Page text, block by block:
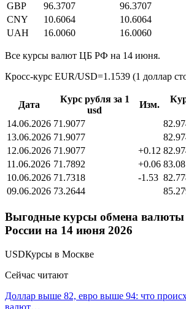
GBP 96.3707 96.3707
CNY
10.6064 10.6064
UAH
16.0060 16.0060
Все курсы валют ЦБ РФ на 14 июня.
Кросс-курс EUR/USD=1.1539 (1 доллар
Дата
Курс рубля за 1
usd
Изм.
14.06.2026 71.9077
13.06.2026 71.9077
12.06.2026 71.9077 +0.12
11.06.2026 71.7892 +0.06
10.06.2026 71.7318 -1.53
09.06.2026 73.2644
Выгодные курсы обмена валюты
России на 14 июня 2026
USDКурсы в Москве
Сейчас читают
Доллар выше 82, евро выше 94: что
валют…